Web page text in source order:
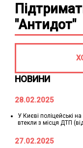
НОВИНИ
28.02.2025
У Києві поліцейські
втекли з місця ДТП
27.02.2025
"Антидот"